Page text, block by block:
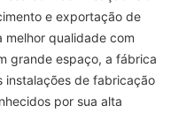
e exportação de
qualidade com
grande espaço, a fábrica
instalações de fabricação
por sua alta